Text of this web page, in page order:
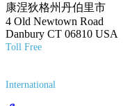
康涅狄格州丹伯里市
4 Old Newtown Road
Danbury CT 06810 USA
Toll Free
International